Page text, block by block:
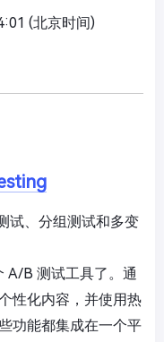
(北京时间)
试、分组测试和多变
A/B 测试工具了。通
性化内容，并使用热
功能都集成在一个平